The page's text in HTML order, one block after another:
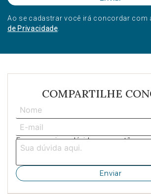
Ao se cadastrar você irá concordar com
de Privacidade.
COMPARTILHE
Escreva aqui sua dúvida ou sugestão: